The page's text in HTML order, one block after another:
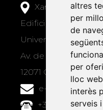
altres
per
de
per
lloc web
interès
serveis
Xarxa Vives
Edifici Àgora
Universitat Jaume I,
Av. de Vicent Sos
12071 Castelló de la
e-
+34 964 72 89 93